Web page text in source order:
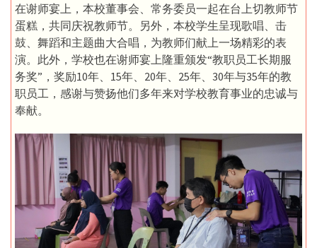
在谢师宴上，本校董事会、常务委员一起在台上切教师节
蛋糕，共同庆祝教师节。另外，本校学生呈现歌唱、击
鼓、舞蹈和主题曲大合唱，为教师们献上一场精彩的表
演。此外，学校也在谢师宴上隆重颁发“教职员工长期服
务奖”，奖励10年、15年、20年、25年、30年与35年的教
职员工，感谢与赞扬他们多年来对学校教育事业的忠诚与
奉献。